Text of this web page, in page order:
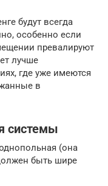
будут всегда
особенно если
превалируют
лучше
где уже имеются
в
системы
(она
быть шире